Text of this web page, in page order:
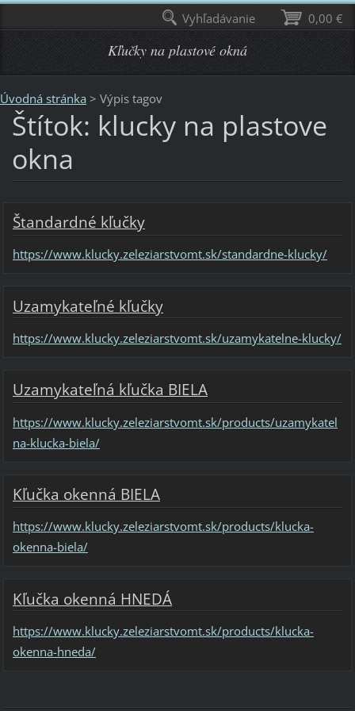
Kľučky na plastové okná
Úvodná stránka > Výpis tagov
Štítok: klucky na plastove
okna
Štandardné kľučky
https://www.klucky.zeleziarstvomt.sk/standardne-klucky/
Uzamykateľné kľučky
https://www.klucky.zeleziarstvomt.sk/uzamykatelne-klucky/
Uzamykateľná kľučka BIELA
https://www.klucky.zeleziarstvomt.sk/products/uzamykatel
na-klucka-biela/
Kľučka okenná BIELA
https://www.klucky.zeleziarstvomt.sk/products/klucka-
okenna-biela/
Kľučka okenná HNEDÁ
https://www.klucky.zeleziarstvomt.sk/products/klucka-
okenna-hneda/
0,00 €
Vyhľadávanie